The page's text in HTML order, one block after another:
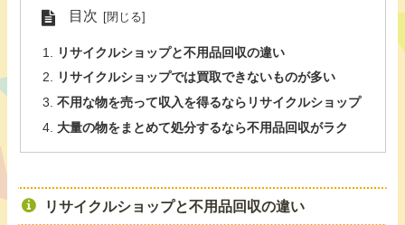
目次
リサイクルショップと不用品回収の違い
リサイクルショップでは買取できないものが多い
不用な物を売って収入を得るならリサイクルショップ
大量の物をまとめて処分するなら不用品回収がラク
リサイクルショップと不用品回収の違い